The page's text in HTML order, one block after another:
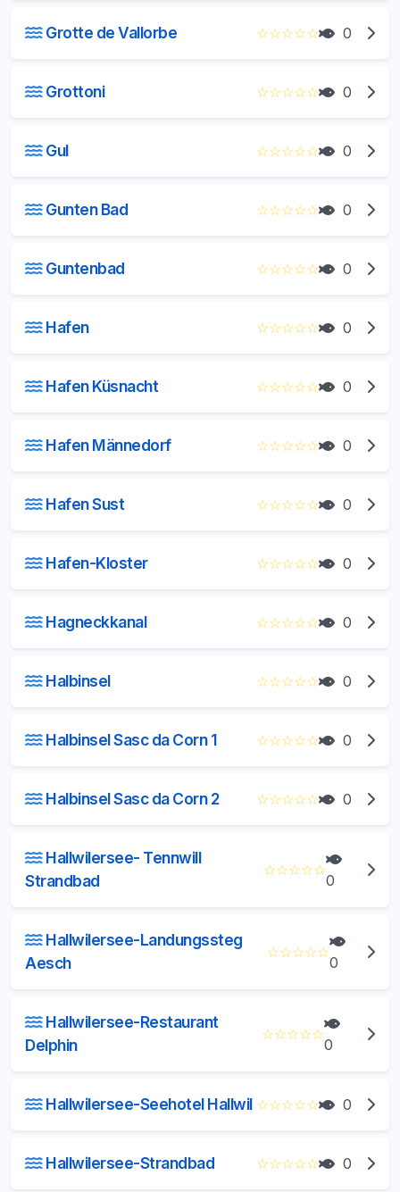
Grotte de Vallorbe ☆☆☆☆☆ 0
Grottoni ☆☆☆☆☆ 0
Gul ☆☆☆☆☆ 0
Gunten Bad ☆☆☆☆☆ 0
Guntenbad ☆☆☆☆☆ 0
Hafen ☆☆☆☆☆ 0
Hafen Küsnacht ☆☆☆☆☆ 0
Hafen Männedorf ☆☆☆☆☆ 0
Hafen Sust ☆☆☆☆☆ 0
Hafen-Kloster ☆☆☆☆☆ 0
Hagneckkanal ☆☆☆☆☆ 0
Halbinsel ☆☆☆☆☆ 0
Halbinsel Sasc da Corn 1 ☆☆☆☆☆ 0
Halbinsel Sasc da Corn 2 ☆☆☆☆☆ 0
Hallwilersee- Tennwill
Strandbad
☆☆☆☆☆
0
Hallwilersee-Landungssteg
Aesch
☆☆☆☆☆
0
Hallwilersee-Restaurant
Delphin
☆☆☆☆☆
0
Hallwilersee-Seehotel Hallwil ☆☆☆☆☆ 0
Hallwilersee-Strandbad ☆☆☆☆☆ 0